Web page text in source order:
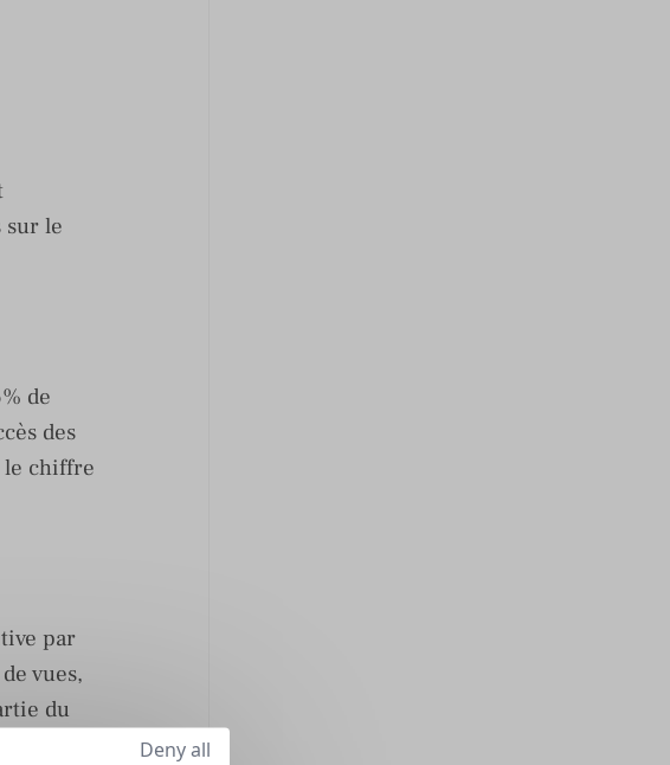
sur le
de
des
le chiffre
par
vues,
du
Deny all